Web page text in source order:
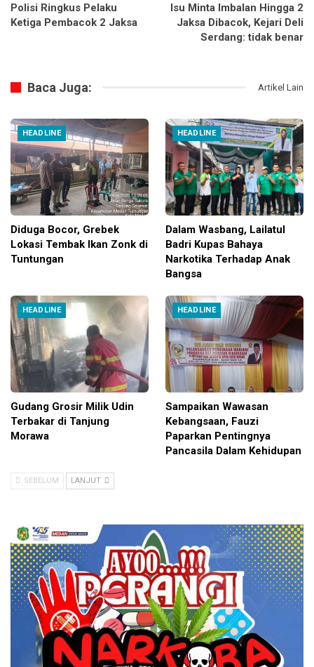
Polisi Ringkus Pelaku
Ketiga Pembacok 2 Jaksa
Isu Minta Imbalan Hingga 2
Jaksa Dibacok, Kejari Deli
Serdang: tidak benar
Baca Juga: Artikel Lain
HEADLINE
Diduga Bocor, Grebek
Lokasi Tembak Ikan Zonk di
Tuntungan
HEADLINE
Dalam Wasbang, Lailatul
Badri Kupas Bahaya
Narkotika Terhadap Anak
Bangsa
HEADLINE
Gudang Grosir Milik Udin
Terbakar di Tanjung
Morawa
HEADLINE
Sampaikan Wawasan
Kebangsaan, Fauzi
Paparkan Pentingnya
Pancasila Dalam Kehidupan
SEBELUM LANJUT